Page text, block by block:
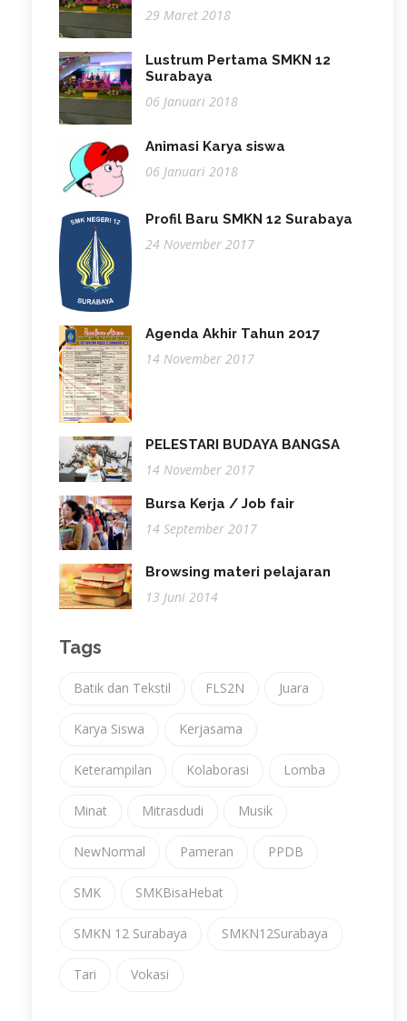
29 Maret 2018
Lustrum Pertama SMKN 12
Surabaya
06 Januari 2018
Animasi Karya siswa
06 Januari 2018
Profil Baru SMKN 12 Surabaya
24 November 2017
Agenda Akhir Tahun 2017
14 November 2017
PELESTARI BUDAYA BANGSA
14 November 2017
Bursa Kerja / Job fair
14 September 2017
Browsing materi pelajaran
13 Juni 2014
Tags
Batik dan Tekstil FLS2N Juara
Karya Siswa Kerjasama
Keterampilan Kolaborasi Lomba
Minat Mitrasdudi Musik
NewNormal Pameran PPDB
SMK SMKBisaHebat
SMKN 12 Surabaya SMKN12Surabaya
Tari Vokasi